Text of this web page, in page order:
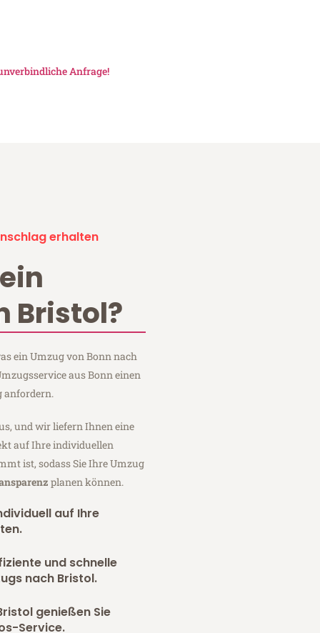
Anfrage!
erhalten
Bristol?
ein Umzug von Bonn nach
aus Bonn einen
anfordern.
und wir liefern Ihnen eine
auf Ihre individuellen
ist, sodass Sie Ihre Umzug
planen können.
auf Ihre
und schnelle
nach Bristol.
genießen Sie
Service.